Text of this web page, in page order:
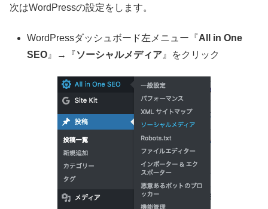
次はWordPressの設定をします。
WordPressダッシュボード左メニュー『All in One
SEO 』→『ソーシャルメディア 』をクリック